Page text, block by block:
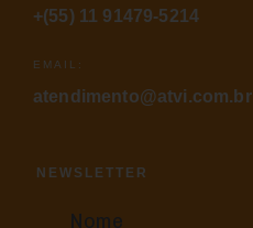
+(55) 11 91479-5214
EMAIL:
atendimento@atvi.com.br
NEWSLETTER
Nome